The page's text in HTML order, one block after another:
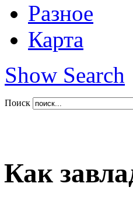
Разное
Карта
Show Search
Поиск
Как